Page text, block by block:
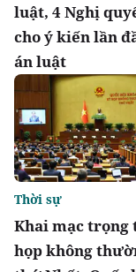
luật, 4 Nghị
cho ý kiến lần
án luật
Khai mạc trọng
họp không
Thời sự